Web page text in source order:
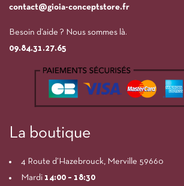
contact@gioia-conceptstore.fr
Besoin d’aide ? Nous sommes là.
09.84.31.27.65
La boutique
4 Route d’Hazebrouck, Merville 59660
Mardi 14:00 – 18:30